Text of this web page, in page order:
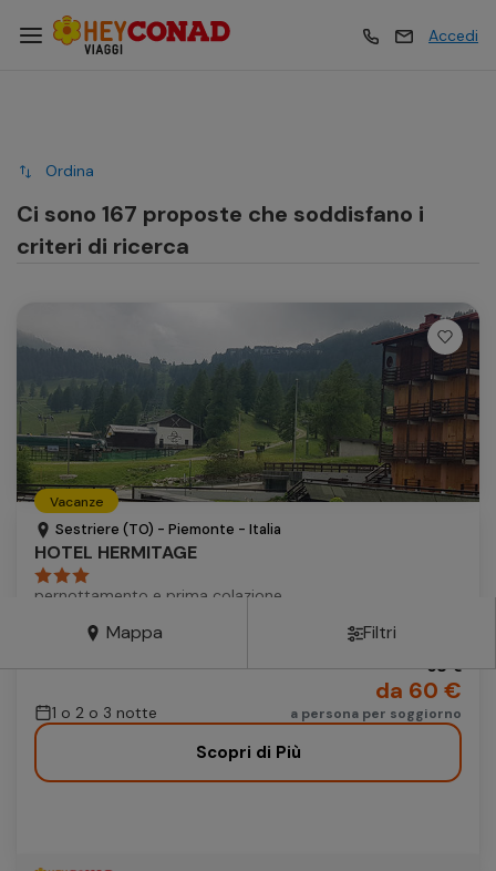
Esperienze
Crociere
Traghetti
Autonoleggio
Parcheggio
Accedi
Esperienze
Crociere
Traghetti
Autonoleggio
ParcheggioMappa Filtri
Ordina
Ci sono 167 proposte che soddisfano i
criteri di ricerca
Vacanze
Sestriere (TO) - Piemonte - Italia
HOTEL HERMITAGE
pernottamento e prima colazione
1 o 2 o 3 notte
68 €
da 60 €
a persona per soggiorno
Scopri di Più